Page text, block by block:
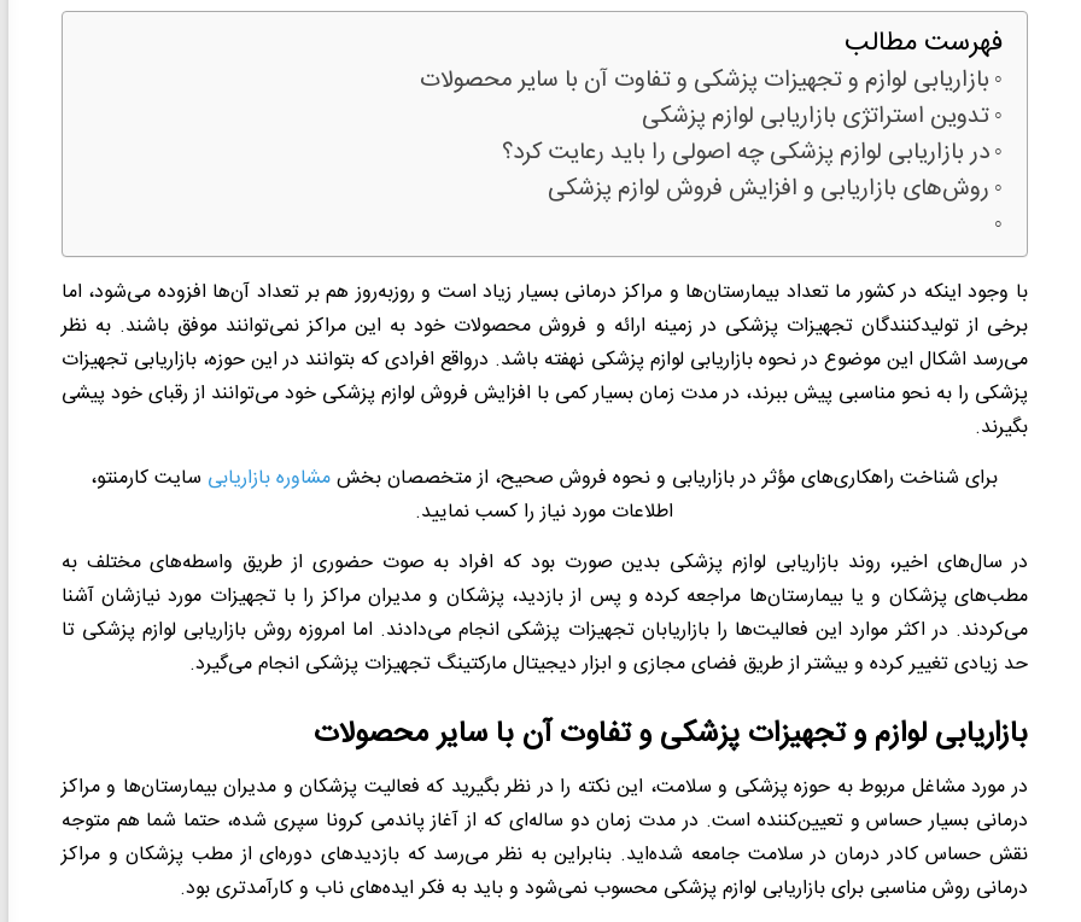
فهرست مطالب
بازاریابی لوازم و تجهیزات پزشکی و تفاوت آن با سایر محصولات
تدوین استراتژی بازاریابی لوازم پزشکی
در بازاریابی لوازم پزشکی چه اصولی را باید رعایت کرد؟
روش‌های بازاریابی و افزایش فروش لوازم پزشکی
با وجود اینکه در کشور ما تعداد بیمارستان‌ها و مراکز درمانی بسیار زیاد است و روزبه‌روز هم بر تعداد آن‌ها افزوده می‌شود، اما
برخی از تولیدکنندگان تجهیزات پزشکی در زمینه ارائه و فروش محصولات خود به این مراکز نمی‌توانند موفق باشند. به نظر
می‌رسد اشکال این موضوع در نحوه بازاریابی لوازم پزشکی نهفته باشد. درواقع افرادی که بتوانند در این حوزه، بازاریابی تجهیزات
پزشکی را به نحو مناسبی پیش ببرند، در مدت زمان بسیار کمی با افزایش فروش لوازم پزشکی خود می‌توانند از رقبای خود پیشی
بگیرند.
برای شناخت راهکاری‌های مؤثر در بازاریابی و نحوه فروش صحیح، از متخصصان بخشمشاوره بازاریابی سایت کارمنتو،
اطلاعات مورد نیاز را کسب نمایید.
در سال‌های اخیر، روند بازاریابی لوازم پزشکی بدین صورت بود که افراد به صوت حضوری از طریق واسطه‌های مختلف به
مطب‌های پزشکان و یا بیمارستان‌ها مراجعه کرده و پس از بازدید، پزشکان و مدیران مراکز را با تجهیزات مورد نیازشان آشنا
می‌کردند. در اکثر موارد این فعالیت‌ها را بازاریابان تجهیزات پزشکی انجام می‌دادند. اما امروزه روش بازاریابی لوازم پزشکی تا
حد زیادی تغییر کرده و بیشتر از طریق فضای مجازی و ابزار دیجیتال مارکتینگ تجهیزات پزشکی انجام می‌گیرد.
بازاریابی لوازم و تجهیزات پزشکی و تفاوت آن با سایر محصولات
در مورد مشاغل مربوط به حوزه پزشکی و سلامت، این نکته را در نظر بگیرید که فعالیت پزشکان و مدیران بیمارستان‌ها و مراکز
درمانی بسیار حساس و تعیین‌کننده است. در مدت زمان دو ساله‌ای که از آغاز پاندمی کرونا سپری شده، حتما شما هم متوجه
نقش حساس کادر درمان در سلامت جامعه شده‌اید. بنابراین به نظر می‌رسد که بازدیدهای دوره‌ای از مطب پزشکان و مراکز
درمانی روش مناسبی برای بازاریابی لوازم پزشکی محسوب نمی‌شود و باید به فکر ایده‌های ناب و کارآمدتری بود.